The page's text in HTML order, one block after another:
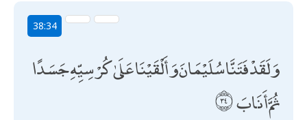
38:34
وَلَقَدْ فَتَنَّا سُلَيْمَانَ وَأَلْقَيْنَا عَلَىٰ كُرْسِيِّهِ جَسَدًا
ثُمَّ أَنَابَ